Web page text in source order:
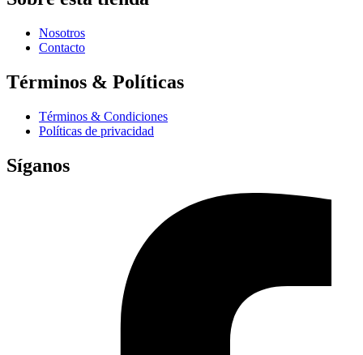
Nosotros
Contacto
Términos & Políticas
Términos & Condiciones
Políticas de privacidad
Síganos